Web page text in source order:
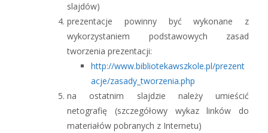
slajdów)
prezentacje powinny być wykonane z
wykorzystaniem podstawowych zasad
tworzenia prezentacji:
http://www.bibliotekawszkole.pl/prezent
acje/zasady_tworzenia.php
na ostatnim slajdzie należy umieścić
netografię (szczegółowy wykaz linków do
materiałów pobranych z Internetu)